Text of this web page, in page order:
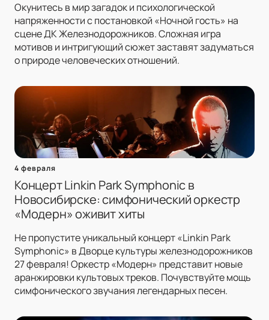
Окунитесь в мир загадок и психологической
напряженности с постановкой «Ночной гость» на
сцене ДК Железнодорожников. Сложная игра
мотивов и интригующий сюжет заставят задуматься
о природе человеческих отношений.
4 февраля
Концерт Linkin Park Symphonic в
Новосибирске: симфонический оркестр
«Модерн» оживит хиты
Не пропустите уникальный концерт «Linkin Park
Symphonic» в Дворце культуры железнодорожников
27 февраля! Оркестр «Модерн» представит новые
аранжировки культовых треков. Почувствуйте мощь
симфонического звучания легендарных песен.